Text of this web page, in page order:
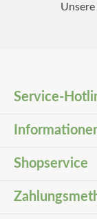
Service-
Shopservice